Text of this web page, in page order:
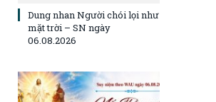
Dung nhan Người chói lọi như
mặt trời – SN ngày
06.08.2026